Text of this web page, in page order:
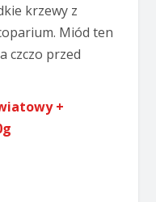
krzewy z
Miód ten
czczo przed
+